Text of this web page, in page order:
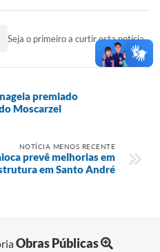
Seja o primeiro a curtir esta notícia.
premiado
Moscarzel
NOTÍCIA MENOS RECENTE
prevê melhorias em
em Santo André
Obras Públicas